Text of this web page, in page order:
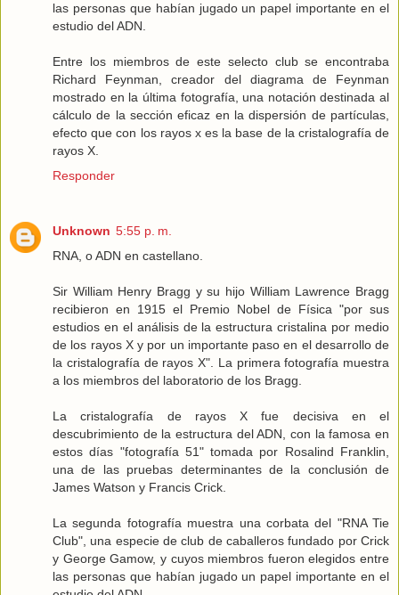
las personas que habían jugado un papel importante en el
estudio del ADN.
Entre los miembros de este selecto club se encontraba
Richard Feynman, creador del diagrama de Feynman
mostrado en la última fotografía, una notación destinada al
cálculo de la sección eficaz en la dispersión de partículas,
efecto que con los rayos x es la base de la cristalografía de
rayos X.
Responder
Unknown 5:55 p. m.
RNA, o ADN en castellano.
Sir William Henry Bragg y su hijo William Lawrence Bragg
recibieron en 1915 el Premio Nobel de Física "por sus
estudios en el análisis de la estructura cristalina por medio
de los rayos X y por un importante paso en el desarrollo de
la cristalografía de rayos X". La primera fotografía muestra
a los miembros del laboratorio de los Bragg.
La cristalografía de rayos X fue decisiva en el
descubrimiento de la estructura del ADN, con la famosa en
estos días "fotografía 51" tomada por Rosalind Franklin,
una de las pruebas determinantes de la conclusión de
James Watson y Francis Crick.
La segunda fotografía muestra una corbata del "RNA Tie
Club", una especie de club de caballeros fundado por Crick
y George Gamow, y cuyos miembros fueron elegidos entre
las personas que habían jugado un papel importante en el